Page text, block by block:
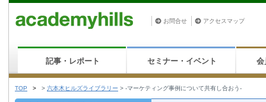
お問合せ アクセスマップ
記事・レポート セミナー・イベント 会
TOP > > 六本木ヒルズライブラリー > -マーケティング事例について共有し合おう-